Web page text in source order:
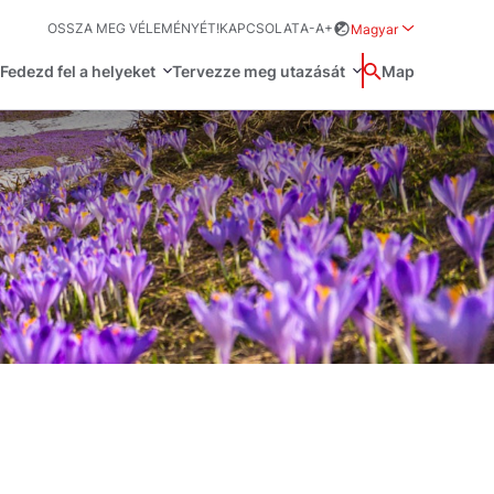
OSSZA MEG VÉLEMÉNYÉT!KAPCSOLATA-A+
Magyar
Fedezd fel a helyeket Tervezze meg utazását Wyszukaj
Map
Français
日本語
Svenska